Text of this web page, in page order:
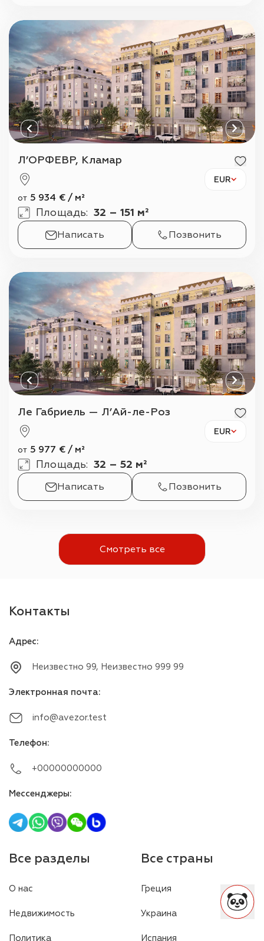
Л’ОРФЕВР, Кламар
EUR
от 5 934 € / м²
Площадь: 32 – 151 м²
Написать Позвонить
Ле Габриель — Л’Ай-ле-Роз
EUR
от 5 977 € / м²
Площадь: 32 – 52 м²
Написать Позвонить
Смотреть все
Контакты
Адрес:
Неизвестно 99, Неизвестно 999 99
Электронная почта:
info@avezor.test
Телефон:
+00000000000
Мессенджеры:
Все разделы
О нас
Недвижимость
Политика
Все страны
Греция
Украина
Испания